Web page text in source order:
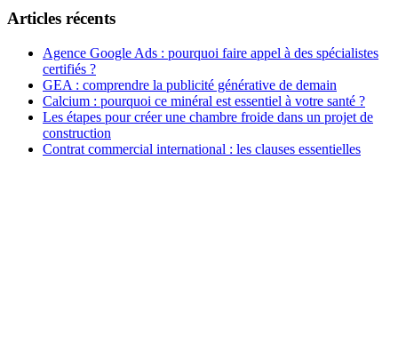
Articles récents
Agence Google Ads : pourquoi faire appel à des spécialistes
certifiés ?
GEA : comprendre la publicité générative de demain
Calcium : pourquoi ce minéral est essentiel à votre santé ?
Les étapes pour créer une chambre froide dans un projet de
construction
Contrat commercial international : les clauses essentielles